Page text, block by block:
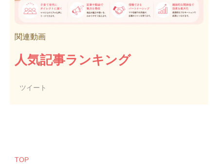
関連動画
人気記事ランキング
ツイート
TOP